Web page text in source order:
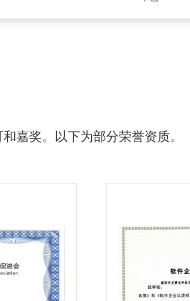
嘉奖。以下为部分荣誉资质。